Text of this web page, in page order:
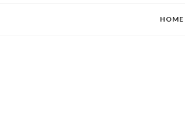
HOME